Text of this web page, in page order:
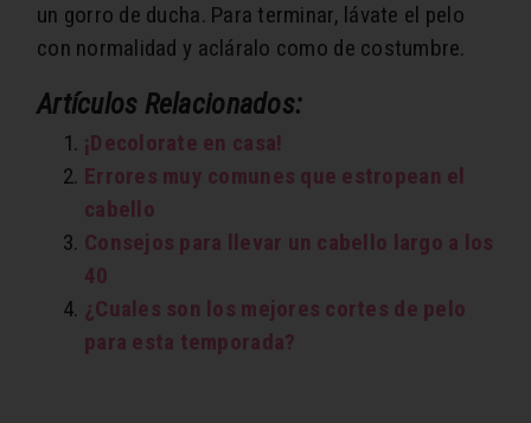
un gorro de ducha. Para terminar, lávate el pelo
con normalidad y acláralo como de costumbre.
Artículos Relacionados:
¡Decolorate en casa!
Errores muy comunes que estropean el
cabello
Consejos para llevar un cabello largo a los
40
¿Cuales son los mejores cortes de pelo
para esta temporada?